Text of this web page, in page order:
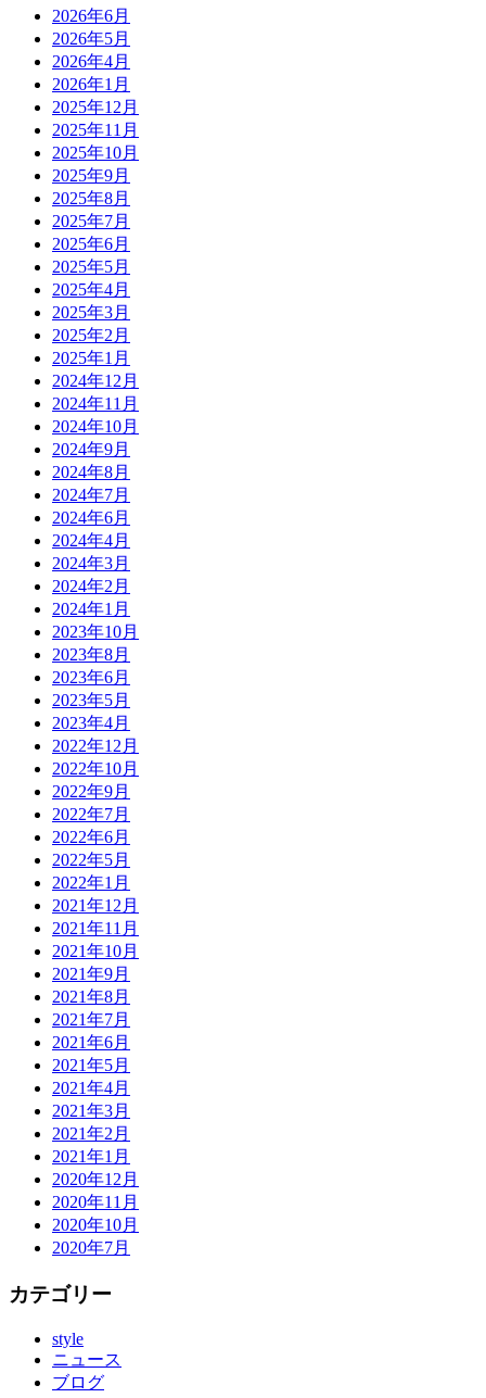
2026年6月
2026年5月
2026年4月
2026年1月
2025年12月
2025年11月
2025年10月
2025年9月
2025年8月
2025年7月
2025年6月
2025年5月
2025年4月
2025年3月
2025年2月
2025年1月
2024年12月
2024年11月
2024年10月
2024年9月
2024年8月
2024年7月
2024年6月
2024年4月
2024年3月
2024年2月
2024年1月
2023年10月
2023年8月
2023年6月
2023年5月
2023年4月
2022年12月
2022年10月
2022年9月
2022年7月
2022年6月
2022年5月
2022年1月
2021年12月
2021年11月
2021年10月
2021年9月
2021年8月
2021年7月
2021年6月
2021年5月
2021年4月
2021年3月
2021年2月
2021年1月
2020年12月
2020年11月
2020年10月
2020年7月
カテゴリー
style
ニュース
ブログ